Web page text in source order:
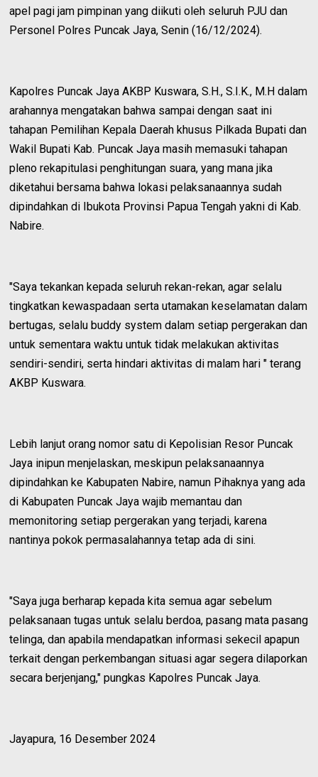
apel pagi jam pimpinan yang diikuti oleh seluruh PJU dan
Personel Polres Puncak Jaya, Senin (16/12/2024).
Kapolres Puncak Jaya AKBP Kuswara, S.H., S.I.K., M.H dalam
arahannya mengatakan bahwa sampai dengan saat ini
tahapan Pemilihan Kepala Daerah khusus Pilkada Bupati dan
Wakil Bupati Kab. Puncak Jaya masih memasuki tahapan
pleno rekapitulasi penghitungan suara, yang mana jika
diketahui bersama bahwa lokasi pelaksanaannya sudah
dipindahkan di Ibukota Provinsi Papua Tengah yakni di Kab.
Nabire.
"Saya tekankan kepada seluruh rekan-rekan, agar selalu
tingkatkan kewaspadaan serta utamakan keselamatan dalam
bertugas, selalu buddy system dalam setiap pergerakan dan
untuk sementara waktu untuk tidak melakukan aktivitas
sendiri-sendiri, serta hindari aktivitas di malam hari " terang
AKBP Kuswara.
Lebih lanjut orang nomor satu di Kepolisian Resor Puncak
Jaya inipun menjelaskan, meskipun pelaksanaannya
dipindahkan ke Kabupaten Nabire, namun Pihaknya yang ada
di Kabupaten Puncak Jaya wajib memantau dan
memonitoring setiap pergerakan yang terjadi, karena
nantinya pokok permasalahannya tetap ada di sini.
"Saya juga berharap kepada kita semua agar sebelum
pelaksanaan tugas untuk selalu berdoa, pasang mata pasang
telinga, dan apabila mendapatkan informasi sekecil apapun
terkait dengan perkembangan situasi agar segera dilaporkan
secara berjenjang," pungkas Kapolres Puncak Jaya.
Jayapura, 16 Desember 2024